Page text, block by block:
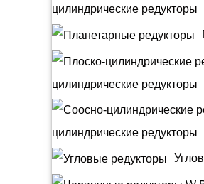
цилиндрические редукторы
цилиндрические редукторы
цилиндрические редукторы